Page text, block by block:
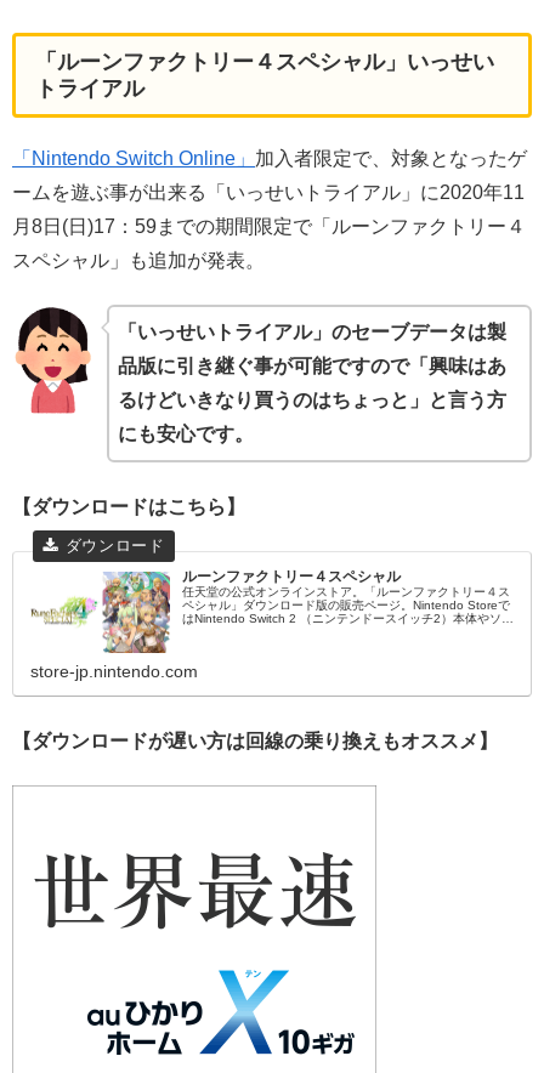
「ルーンファクトリー４スペシャル」いっせい
トライアル
「Nintendo Switch Online」 加入者限定で、対象となったゲ
ームを遊ぶ事が出来る「いっせいトライアル」に2020年11
月8日(日)17：59までの期間限定で「ルーンファクトリー４
スペシャル」も追加が発表。
「いっせいトライアル」のセーブデータは製
品版に引き継ぐ事が可能ですので「興味はあ
るけどいきなり買うのはちょっと」と言う方
にも安心です。
【ダウンロードはこちら】
ルーンファクトリー４スペシャル
任天堂の公式オンラインストア。「ルーンファクトリー４ス
ペシャル」ダウンロード版の販売ページ。Nintendo Storeで
はNintendo Switch 2 （ニンテンドースイッチ2）本体やソフ
store-jp.nintendo.com
【ダウンロードが遅い方は回線の乗り換えもオススメ】